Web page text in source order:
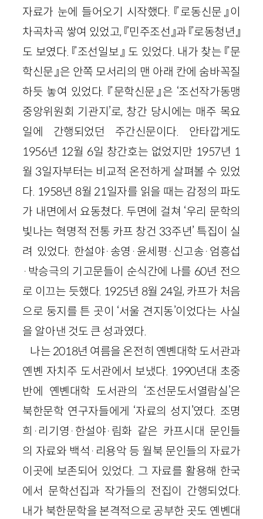
자료가 눈에 들어오기 시작했다. 『로동신문』이
차곡차곡 쌓여 있었고, 『민주조선』과 『로동청년』
도 보였다. 『조선일보』 도 있었다. 내가 찾는 『문
학신문』은 안쪽 모서리의 맨 아래 칸에 숨바꼭질
하듯 놓여 있었다. 『문학신문』은 ‘조선작가동맹
중앙위원회 기관지’로, 창간 당시에는 매주 목요
일에 간행되었던 주간신문이다. 안타깝게도
1956년 12월 6일 창간호는 없었지만 1957년 1
월 3일자부터는 비교적 온전하게 살펴볼 수 있었
다. 1958년 8월 21일자를 읽을 때는 감정의 파도
가 내면에서 요동쳤다. 두면에 걸쳐 ‘우리 문학의
빛나는 혁명적 전통 카프 창건 33주년’ 특집이 실
려 있었다. 한설야·송영·윤세평·신고송·엄흥섭
·박승극의 기고문들이 순식간에 나를 60년 전으
로 이끄는 듯했다. 1925년 8월 24일, 카프가 처음
으로 둥지를 튼 곳이 ‘서울 견지동’이었다는 사실
을 알아낸 것도 큰 성과였다.
나는 2018년 여름을 온전히 옌볜대학 도서관과
옌볜 자치주 도서관에서 보냈다. 1990년대 초중
반에 옌볜대학 도서관의 ‘조선문도서열람실’은
북한문학 연구자들에게 ‘자료의 성지’였다. 조명
희·리기영·한설야·림화 같은 카프시대 문인들
의 자료와 백석·리용악 등 월북 문인들의 자료가
이곳에 보존되어 있었다. 그 자료를 활용해 한국
에서 문학선집과 작가들의 전집이 간행되었다.
내가 북한문학을 본격적으로 공부한 곳도 옌볜대